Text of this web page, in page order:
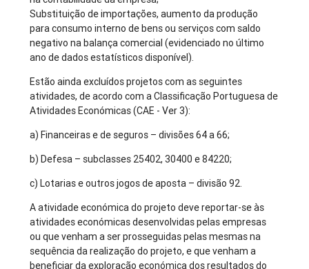
Substituição de importações, aumento da produção
para consumo interno de bens ou serviços com saldo
negativo na balança comercial (evidenciado no último
ano de dados estatísticos disponível).
Estão ainda excluídos projetos com as seguintes
atividades, de acordo com a Classificação Portuguesa de
Atividades Económicas (CAE - Ver 3):
a) Financeiras e de seguros – divisões 64 a 66;
b) Defesa – subclasses 25402, 30400 e 84220;
c) Lotarias e outros jogos de aposta – divisão 92.
A atividade económica do projeto deve reportar-se às
atividades económicas desenvolvidas pelas empresas
ou que venham a ser prosseguidas pelas mesmas na
sequência da realização do projeto, e que venham a
beneficiar da exploração económica dos resultados do